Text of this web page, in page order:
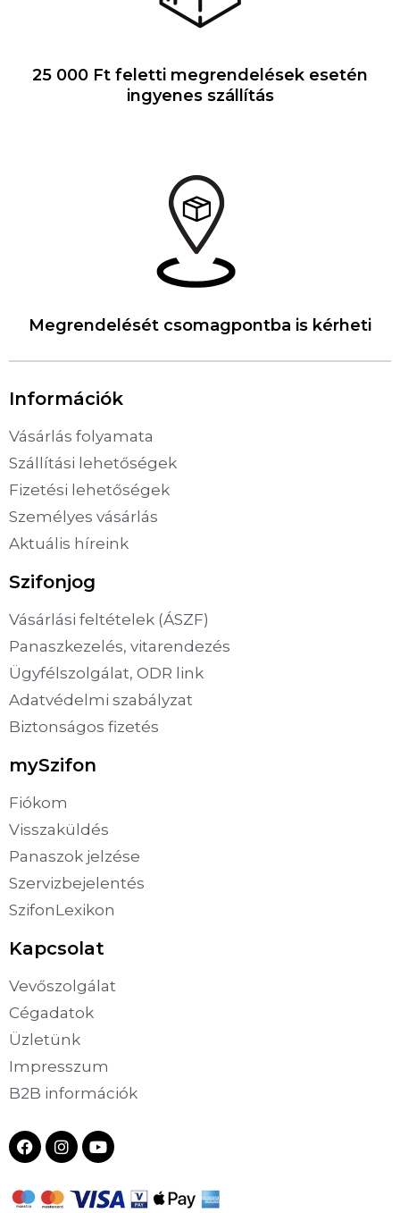
25 000 Ft feletti megrendelések esetén
ingyenes szállítás
Megrendelését csomagpontba is kérheti
Információk
Vásárlás folyamata
Szállítási lehetőségek
Fizetési lehetőségek
Személyes vásárlás
Aktuális híreink
Szifonjog
Vásárlási feltételek (ÁSZF)
Panaszkezelés, vitarendezés
Ügyfélszolgálat, ODR link
Adatvédelmi szabályzat
Biztonságos fizetés
mySzifon
Fiókom
Visszaküldés
Panaszok jelzése
Szervizbejelentés
SzifonLexikon
Kapcsolat
Vevőszolgálat
Cégadatok
Üzletünk
Impresszum
B2B információk